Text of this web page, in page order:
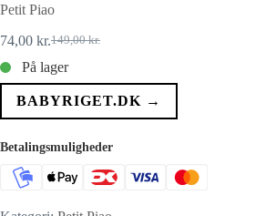
Petit Piao
149,00kr.
Den
oprindelige
pris
var:
74,00 kr.Den
aktuelle
pris
er:
På lager
BABYRIGET.DK →
Betalingsmuligheder